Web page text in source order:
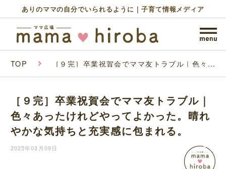
ありのママの自分でいられるように｜子育て情報メディア
TOP ［９完］卒業祝賀会でママ友トラブル｜色々あ
と充実感に包まれる。
［９完］卒業祝賀会でママ友トラブル｜
色々あったけれどやってよかった。晴れ
やかな気持ちと充実感に包まれる。
2025年03月09日